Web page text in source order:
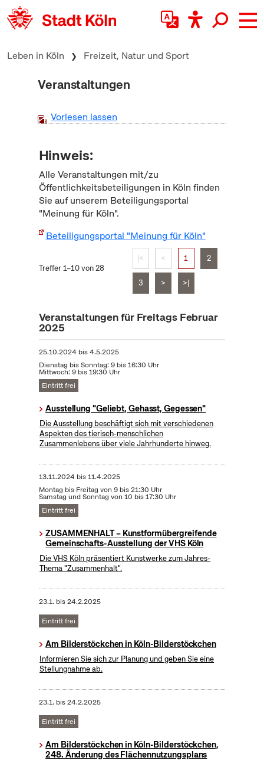
zum Inhalt springen
Leben in Köln Freizeit, Natur und Sport
Veranstaltungen
Vorlesen lassen
Hinweis:
Alle Veranstaltungen mit/zu
Öffentlichkeitsbeteiligungen in Köln finden
Sie auf unserem Beteiligungsportal
"Meinung für Köln".
Beteiligungsportal "Meinung für Köln"
Treffer 1–10 von 28
|< < 1 2
3 > >|
Veranstaltungen für Freitags Februar
2025
25.10.2024 bis4.5.2025
Dienstag bis Sonntag: 9 bis 16:30 Uhr
Mittwoch: 9 bis 19:30 Uhr
Eintritt frei
Ausstellung "Geliebt, Gehasst, Gegessen"
Die Ausstellung beschäftigt sich mit verschiedenen
Aspekten des tierisch-menschlichen
Zusammenlebens über viele Jahrhunderte hinweg.
13.11.2024 bis11.4.2025
Montag bis Freitag von 9 bis 21:30 Uhr
Samstag und Sonntag von 10 bis 17:30 Uhr
Eintritt frei
ZUSAMMENHALT – Kunstformübergreifende
Gemeinschafts-Ausstellung der VHS Köln
Die VHS Köln präsentiert Kunstwerke zum Jahres-
Thema "Zusammenhalt".
23.1. bis24.2.2025
Eintritt frei
Am Bilderstöckchen in Köln-Bilderstöckchen
Informieren Sie sich zur Planung und geben Sie eine
Stellungnahme ab.
23.1. bis24.2.2025
Eintritt frei
Am Bilderstöckchen in Köln-Bilderstöckchen,
248. Änderung des Flächennutzungsplans